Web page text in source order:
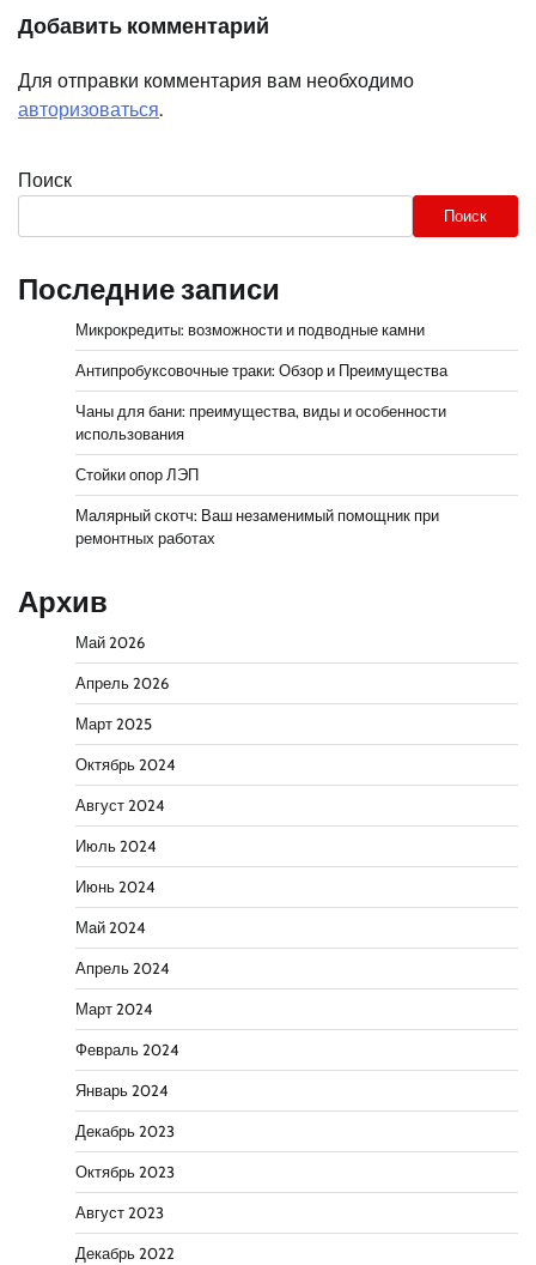
Добавить комментарий
Для отправки комментария вам необходимо
авторизоваться.
Поиск
Поиск
Последние записи
Микрокредиты: возможности и подводные камни
Антипробуксовочные траки: Обзор и Преимущества
Чаны для бани: преимущества, виды и особенности
использования
Стойки опор ЛЭП
Малярный скотч: Ваш незаменимый помощник при
ремонтных работах
Архив
Май 2026
Апрель 2026
Март 2025
Октябрь 2024
Август 2024
Июль 2024
Июнь 2024
Май 2024
Апрель 2024
Март 2024
Февраль 2024
Январь 2024
Декабрь 2023
Октябрь 2023
Август 2023
Декабрь 2022